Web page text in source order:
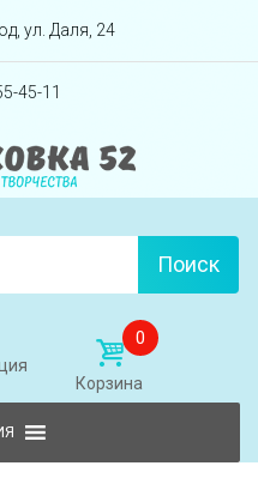
вниз
ул. Даля, 24
45-11
Поиск
0
Корзина